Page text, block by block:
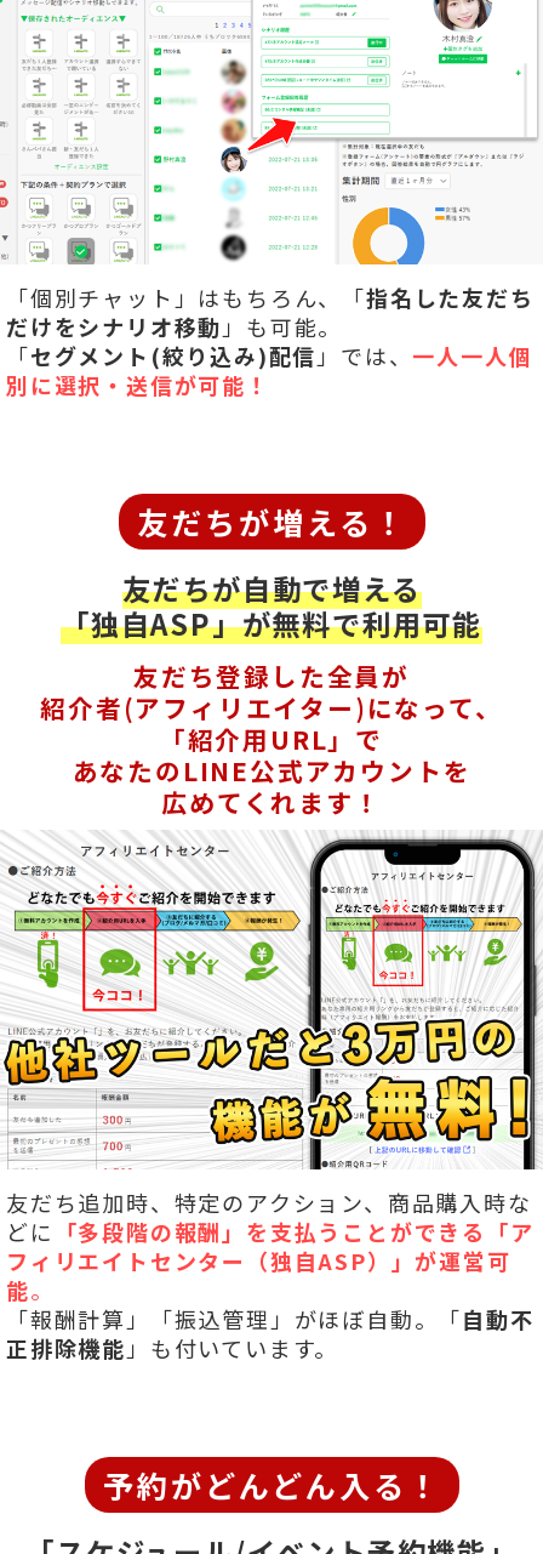
「個別チャット」はもちろん、「指名した友だち
だけをシナリオ移動 」も可能。
「セグメント(絞り込み)配信 」では、 一人一人個
別に選択・送信が可能！
友だちが増える！
友だちが自動で増える
「独自ASP」が無料で利用可能
友だち登録した全員が
紹介者(アフィリエイター)になって、
「紹介用URL」で
あなたのLINE公式アカウントを
広めてくれます！
友だち追加時、特定のアクション、商品購入時な
どに 「多段階の報酬」を支払うことができる「ア
フィリエイトセンター（独自ASP）」が運営可
能。
「報酬計算」「振込管理」がほぼ自動。「自動不
正排除機能 」も付いています。
予約がどんどん入る！